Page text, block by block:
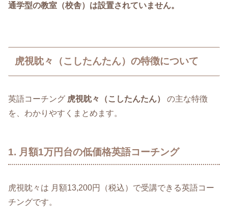
通学型の教室（校舎）は設置されていません。
虎視眈々（こしたんたん）の特徴について
英語コーチング 虎視眈々（こしたんたん）
の主な特徴
を、わかりやすくまとめます。
1. 月額1万円台の低価格英語コーチング
虎視眈々は 月額13,200円（税込）で受講できる英語コー
チングです。